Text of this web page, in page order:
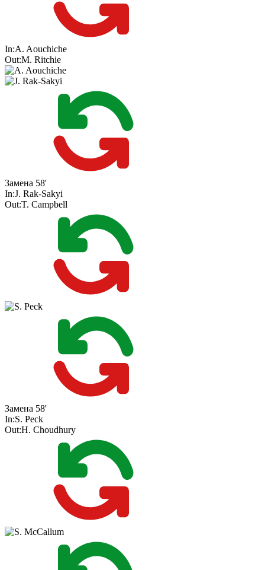
In:A. Aouchiche
Out:M. Ritchie
Замена 58'
In:J. Rak-Sakyi
Out:T. Campbell
Замена 58'
In:S. Peck
Out:H. Choudhury